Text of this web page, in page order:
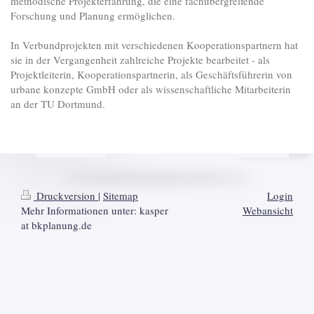
Forschung und Planung ermöglichen.
In Verbundprojekten mit verschiedenen Kooperationspartnern hat
sie in der Vergangenheit zahlreiche Projekte bearbeitet - als
Projektleiterin, Kooperationspartnerin, als Geschäftsführerin von
urbane konzepte GmbH oder als wissenschaftliche Mitarbeiterin
an der TU Dortmund.
Druckversion | Sitemap
Mehr Informationen unter: kasper
at bkplanung.de
Login
Webansicht